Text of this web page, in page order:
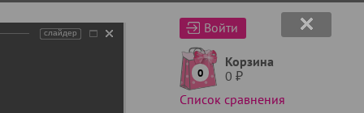
Войти
0
Корзина
0 ₽
Список сравнения
слайдер